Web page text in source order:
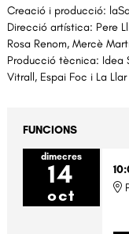
Creació i producció:
Direcció artística: Pere
Rosa Renom, Mercè
Producció tècnica: Idea
Vitrall, Espai Foc i La
FUNCIONS
dimecres
14
oct